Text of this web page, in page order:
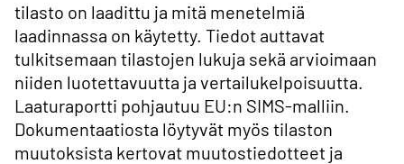
tilasto on laadittu ja mitä menetelmiä
laadinnassa on käytetty. Tiedot auttavat
tulkitsemaan tilastojen lukuja sekä arvioimaan
niiden luotettavuutta ja vertailukelpoisuutta.
Laaturaportti pohjautuu EU:n SIMS-malliin.
Dokumentaatiosta löytyvät myös tilaston
muutoksista kertovat muutostiedotteet ja